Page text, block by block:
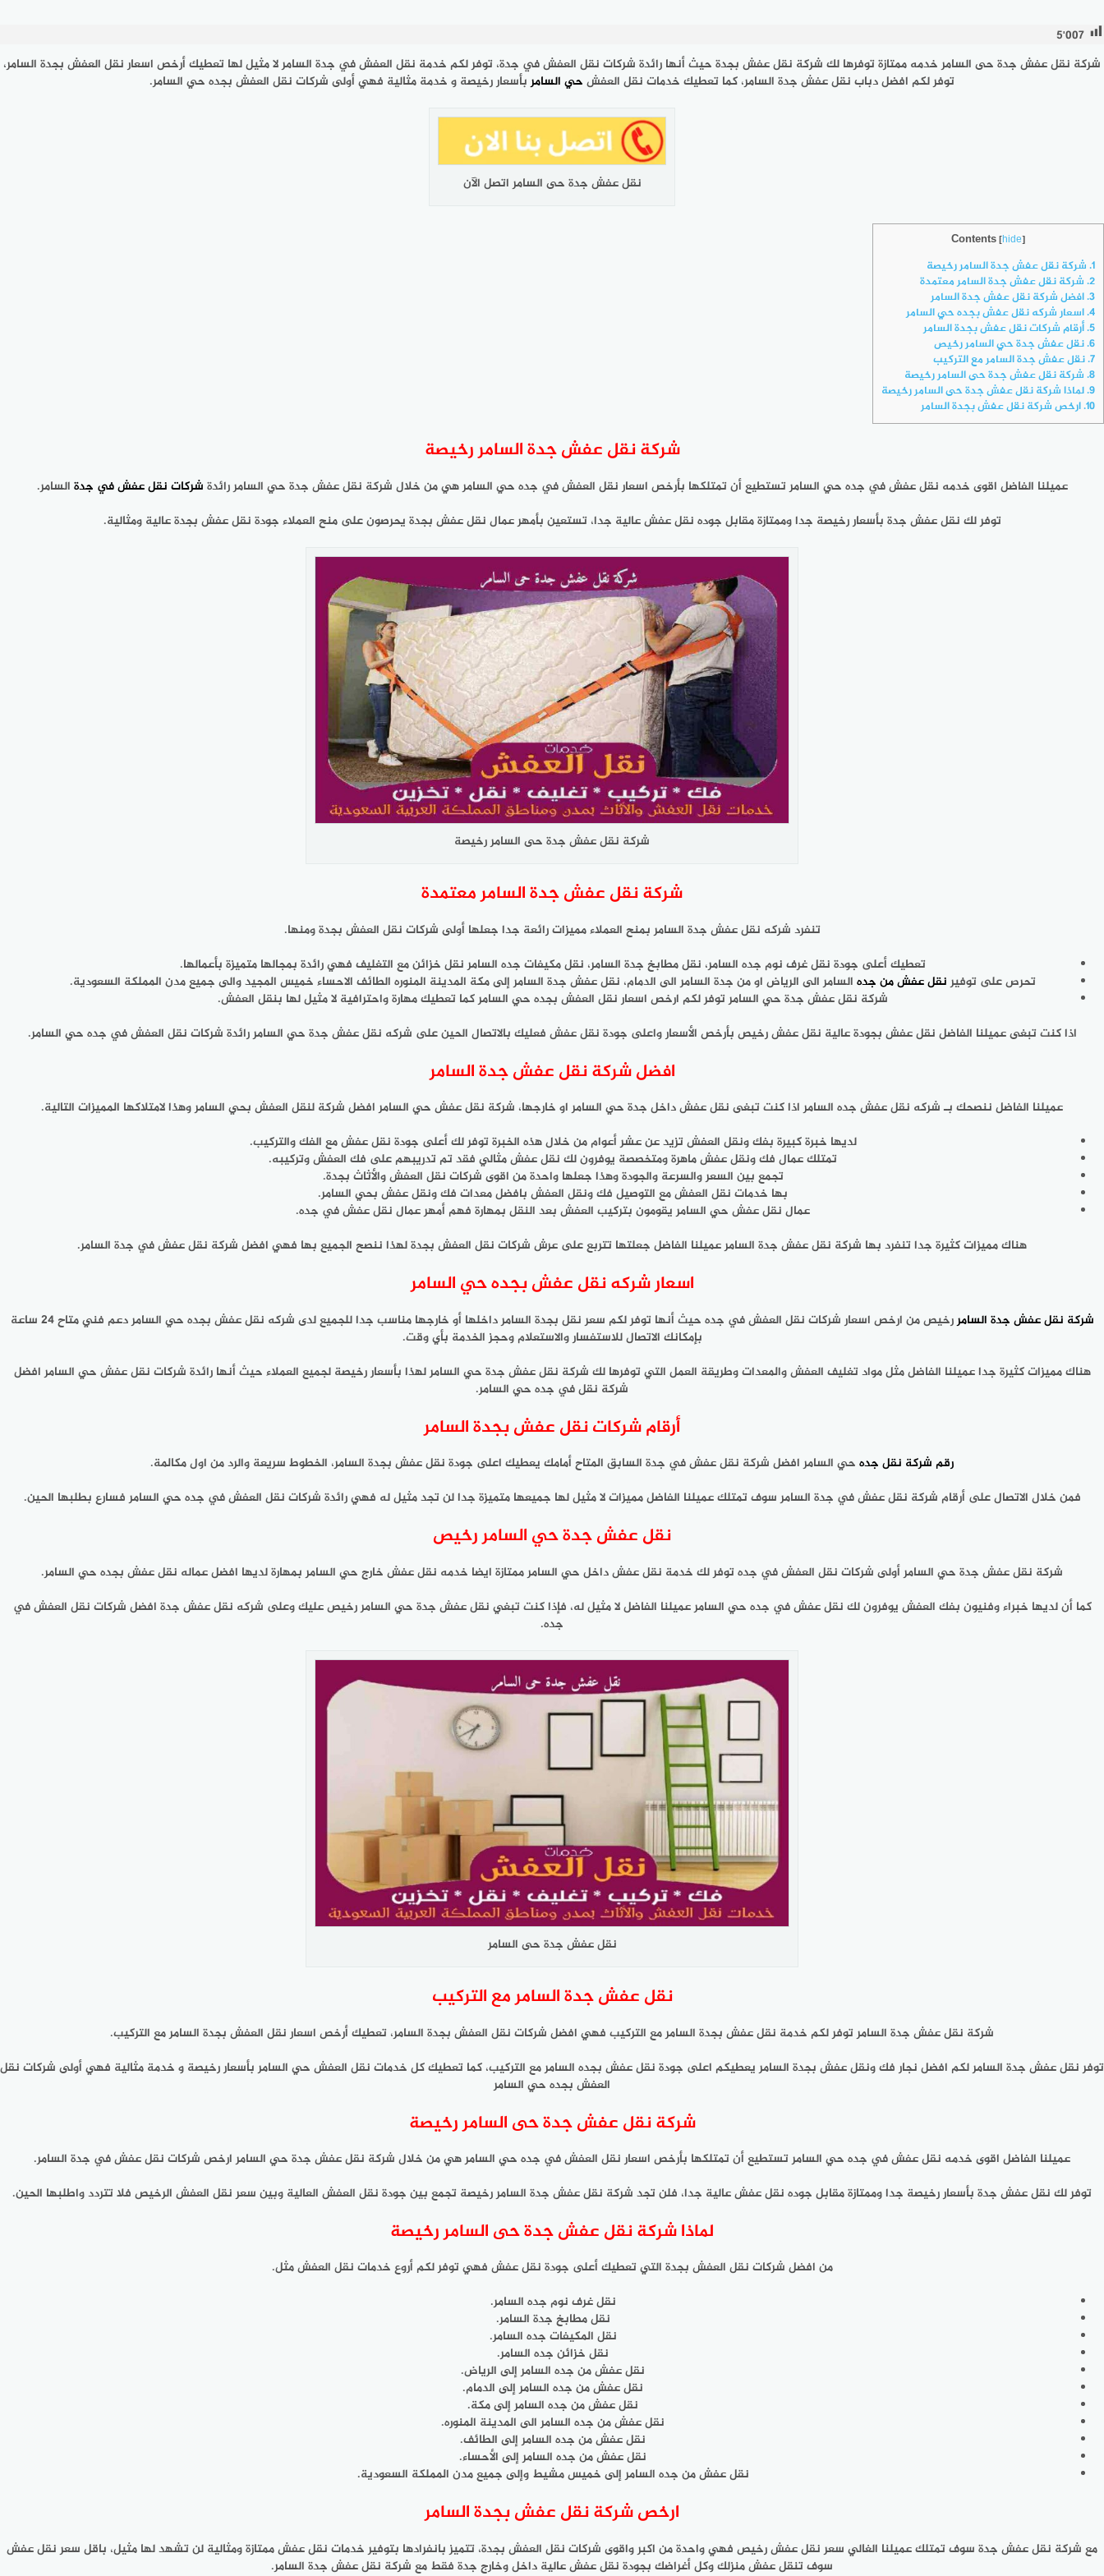
5٬007
شركة نقل عفش جدة حى السامرخدمه ممتازة توفرها لك شركة نقل عفش بجدة حيث أنها رائدة شركات نقل العفش في جدة، توفر لكم خدمة نقل العفش في جدة السامر لا مثيل لها تعطيك أرخص اسعار نقل العفش بجدة السامر،
توفر لكم افضل دباب نقل عفش جدة السامر، كما تعطيك خدمات نقل العفش حي السامربأسعار رخيصة و خدمة مثالية فهي أولى شركات نقل العفش بجده حي السامر.
نقل عفش جدة حى السامر اتصل الآن
Contents[hide]
1. شركة نقل عفش جدة السامر رخيصة
2. شركة نقل عفش جدة السامر معتمدة
3. افضل شركة نقل عفش جدة السامر
4. اسعار شركه نقل عفش بجده حي السامر
5. أرقام شركات نقل عفش بجدة السامر
6. نقل عفش جدة حي السامر رخيص
7. نقل عفش جدة السامر مع التركيب
8. شركة نقل عفش جدة حى السامر رخيصة
9. لماذا شركة نقل عفش جدة حى السامر رخيصة
10. ارخص شركة نقل عفش بجدة السامر
شركة نقل عفش جدة السامر رخيصة
عميلنا الفاضل اقوى خدمه نقل عفش في جده حي السامر تستطيع أن تمتلكها بأرخص اسعار نقل العفش في جده حي السامر هي من خلال شركة نقل عفش جدة حي السامر رائدة شركات نقل عفش في جدة السامر.
توفر لك نقل عفش جدة بأسعار رخيصة جدا وممتازة مقابل جوده نقل عفش عالية جدا، تستعين بأمهر عمال نقل عفش بجدة يحرصون على منح العملاء جودة نقل عفش بجدة عالية ومثالية.
شركة نقل عفش جدة حى السامر رخيصة
شركة نقل عفش جدة السامر معتمدة
تنفرد شركه نقل عفش جدة السامر بمنح العملاء مميزات رائعة جدا جعلها أولى شركات نقل العفش بجدة ومنها.
تعطيك أعلى جودة نقل غرف نوم جده السامر، نقل مطابخ جدة السامر، نقل مكيفات جده السامر نقل خزائن مع التغليف فهي رائدة بمجالها متميزة بأعمالها.
تحرص على توفيرنقل عفش من جده السامر الى الرياض او من جدة السامر الى الدمام، نقل عفش جدة السامر إلى مكة المدينة المنوره الطائف الاحساء خميس المجيد والى جميع مدن المملكة السعودية.
شركة نقل عفش جدة حي السامر توفر لكم ارخص اسعار نقل العفش بجده حي السامر كما تعطيك مهارة واحترافية لا مثيل لها بنقل العفش.
اذا كنت تبغى عميلنا الفاضل نقل عفش بجودة عالية نقل عفش رخيص بأرخص الأسعار واعلى جودة نقل عفش فعليك بالاتصال الحين على شركه نقل عفش جدة حي السامر رائدة شركات نقل العفش في جده حي السامر.
افضل شركة نقل عفش جدة السامر
عميلنا الفاضل ننصحك بـ شركه نقل عفش جده السامر اذا كنت تبغى نقل عفش داخل جدة حي السامر او خارجها، شركة نقل عفش حي السامر افضل شركة لنقل العفش بحي السامر وهذا لامتلاكها المميزات التالية.
لديها خبرة كبيرة بفك ونقل العفش تزيد عن عشر أعوام من خلال هذه الخبرة توفر لك أعلى جودة نقل عفش مع الفك والتركيب.
تمتلك عمال فك ونقل عفش ماهرة ومتخصصة يوفرون لك نقل عفش مثالي فقد تم تدريبهم على فك العفش وتركيبه.
تجمع بين السعر والسرعة والجودة وهذا جعلها واحدة من اقوى شركات نقل العفش والأثاث بجدة.
بها خدمات نقل العفش مع التوصيل فك ونقل العفش بافضل معدات فك ونقل عفش بحي السامر.
عمال نقل عفش حي السامر يقومون بتركيب العفش بعد النقل بمهارة فهم أمهر عمال نقل عفش في جده.
هناك مميزات كثيرة جدا تنفرد بها شركة نقل عفش جدة السامر عميلنا الفاضل جعلتها تتربع على عرش شركات نقل العفش بجدة لهذا ننصح الجميع بها فهي افضل شركة نقل عفش في جدة السامر.
اسعار شركه نقل عفش بجده حي السامر
شركة نقل عفش جدة السامر
رخيص من ارخص اسعار شركات نقل العفش في جده حيث أنها توفر لكم سعر نقل بجدة السامر داخلها أو خارجها مناسب جدا للجميع لدى شركه نقل عفش بجده حي السامر دعم فني متاح 24 ساعة
بإمكانك الاتصال للاستفسار والاستعلام وحجز الخدمة بأي وقت.
هناك مميزات كثيرة جدا عميلنا الفاضل مثل مواد تغليف العفش والمعدات وطريقة العمل التي توفرها لك شركة نقل عفش جدة حي السامر لهذا بأسعار رخيصة لجميع العملاء حيث أنها رائدة شركات نقل عفش حي السامر افضل
شركة نقل في جده حي السامر.
أرقام شركات نقل عفش بجدة السامر
رقم شركة نقل جده حي السامر افضل شركة نقل عفش في جدة السابق المتاح أمامك يعطيك اعلى جودة نقل عفش بجدة السامر، الخطوط سريعة والرد من اول مكالمة.
فمن خلال الاتصال على أرقام شركة نقل عفش في جدة السامر سوف تمتلك عميلنا الفاضل مميزات لا مثيل لها جميعها متميزة جدا لن تجد مثيل له فهي رائدة شركات نقل العفش في جده حي السامر فسارع بطلبها الحين.
نقل عفش جدة حي السامر رخيص
شركة نقل عفش جدة حي السامر أولى شركات نقل العفش في جده توفر لك خدمة نقل عفش داخل حي السامر ممتازة ايضا خدمه نقل عفش خارج حي السامر بمهارة لديها افضل عماله نقل عفش بجده حي السامر.
كما أن لديها خبراء وفنيون بفك العفش يوفرون لك نقل عفش في جده حي السامر عميلنا الفاضل لا مثيل له، فإذا كنت تبغي نقل عفش جدة حي السامر رخيص عليك وعلى شركه نقل عفش جدة افضل شركات نقل العفش في
جده.
نقل عفش جدة حى السامر
نقل عفش جدة السامر مع التركيب
شركة نقل عفش جدة السامر توفر لكم خدمة نقل عفش بجدة السامر مع التركيب فهي افضل شركات نقل العفش بجدة السامر، تعطيك أرخص اسعار نقل العفش بجدة السامر مع التركيب.
توفر نقل عفش جدة السامر لكم افضل نجار فك ونقل عفش بجدة السامر يعطيكم اعلى جودة نقل عفش بجده السامر مع التركيب، كما تعطيك كل خدمات نقل العفش حي السامر بأسعار رخيصة و خدمة مثالية فهي أولى شركات نقل
العفش بجده حي السامر
شركة نقل عفش جدة حى السامر رخيصة
عميلنا الفاضل اقوى خدمه نقل عفش في جده حي السامر تستطيع أن تمتلكها بأرخص اسعار نقل العفش في جده حي السامر هي من خلال شركة نقل عفش جدة حي السامر ارخص شركات نقل عفش في جدة السامر.
توفر لك نقل عفش جدة بأسعار رخيصة جدا وممتازة مقابل جوده نقل عفش عالية جدا، فلن تجد شركة نقل عفش جدة السامر رخيصة تجمع بين جودة نقل العفش العالية وبين سعر نقل العفش الرخيص فلا تتردد واطلبها الحين.
لماذا شركة نقل عفش جدة حى السامر رخيصة
من افضل شركات نقل العفش بجدة التي تعطيك أعلى جودة نقل عفش فهي توفر لكم أروع خدمات نقل العفش مثل.
نقل غرف نوم جده السامر.
نقل مطابخ جدة السامر.
نقل المكيفات جده السامر.
نقل خزائن جده السامر.
نقل عفش من جده السامر إلى الرياض.
نقل عفش من جده السامر إلى الدمام.
نقل عفش من جده السامر إلى مكة.
نقل عفش من جده السامر الى المدينة المنوره.
نقل عفش من جده السامر إلى الطائف.
نقل عفش من جده السامر إلى الأحساء.
نقل عفش من جده السامر إلى خميس مشيط وإلى جميع مدن المملكة السعودية.
ارخص شركة نقل عفش بجدة السامر
مع شركة نقل عفش جدة سوف تمتلك عميلنا الغالي سعر نقل عفش رخيص فهي واحدة من اكبر واقوى شركات نقل العفش بجدة، تتميز بانفرادها بتوفير خدمات نقل عفش ممتازة ومثالية لن تشهد لها مثيل، باقل سعر نقل عفش
سوف تنقل عفش منزلك وكل أغراضك بجودة نقل عفش عالية داخل وخارج جدة فقط مع شركة نقل عفش جدة السامر.